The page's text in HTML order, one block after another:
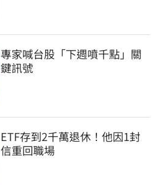
專家喊台股「下週噴千點」關
鍵訊號
ETF存到2千萬退休！他因1封
信重回職場